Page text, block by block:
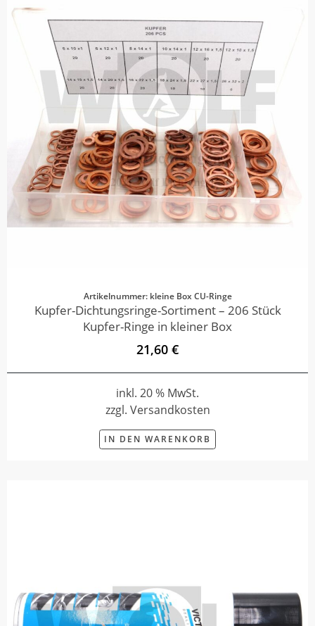
Artikelnummer: kleine Box CU-Ringe
Kupfer-Dichtungsringe-Sortiment – 206 Stück
Kupfer-Ringe in kleiner Box
21,60 €
inkl. 20 % MwSt.
zzgl. Versandkosten
IN DEN WARENKORB